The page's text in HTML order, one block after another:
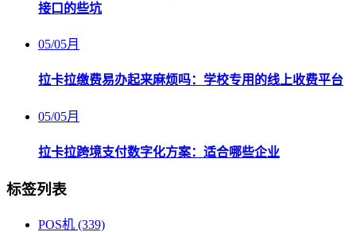
接口的些坑
05/05月
拉卡拉缴费易办起来麻烦吗：学校专用的线上收费平台
05/05月
拉卡拉跨境支付数字化方案：适合哪些企业
标签列表
POS机 (339)